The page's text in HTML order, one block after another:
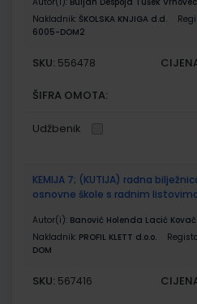
Nakladnik: ŠKOLSKA KNJIGA d.d.
6005-DOM2
SKU: 556478
ŠIFRA OMOTA:
Udžbenik
KEMIJA 7; (KUTIJA) radna
osnovne škole s radnim
Autor(i): Banović Holenda Lacić
Nakladnik: PROFIL KLETT d.o.o.
DOM
SKU: 567416